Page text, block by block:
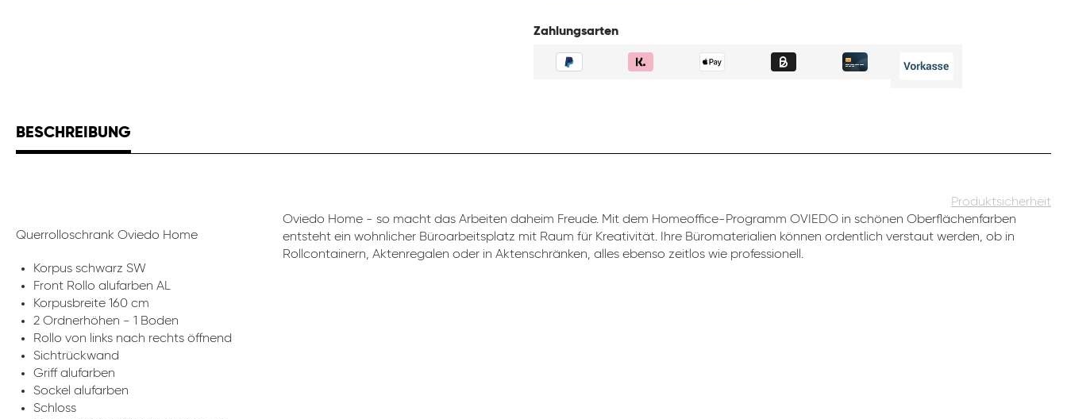
Zahlungsarten
BESCHREIBUNG
Produktsicherheit
Querrolloschrank Oviedo Home
Korpus schwarz SW
Front Rollo alufarben AL
Korpusbreite 160 cm
2 Ordnerhöhen - 1 Boden
Rollo von links nach rechts öffnend
Sichtrückwand
Griff alufarben
Sockel alufarben
Schloss
Oviedo Home - so macht das Arbeiten daheim Freude. Mit dem Homeoffice-Programm OVIEDO in schönen Oberflächenfarben
entsteht ein wohnlicher Büroarbeitsplatz mit Raum für Kreativität. Ihre Büromaterialien können ordentlich verstaut werden, ob in
Rollcontainern, Aktenregalen oder in Aktenschränken, alles ebenso zeitlos wie professionell.